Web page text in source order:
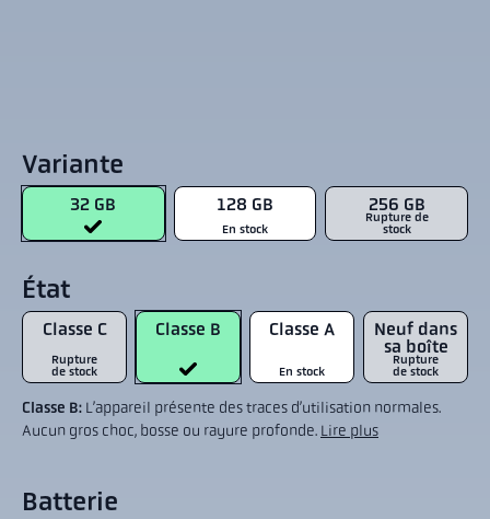
Variante
32 GB 128 GB
En stock
256 GB
Rupture de
stock
État
Classe C
Rupture
de stock
Classe B Classe A
En stock
Neuf dans
sa boîte
Rupture
de stock
Classe B: L’appareil présente des traces d’utilisation normales.
Aucun gros choc, bosse ou rayure profonde. Lire plus
Batterie